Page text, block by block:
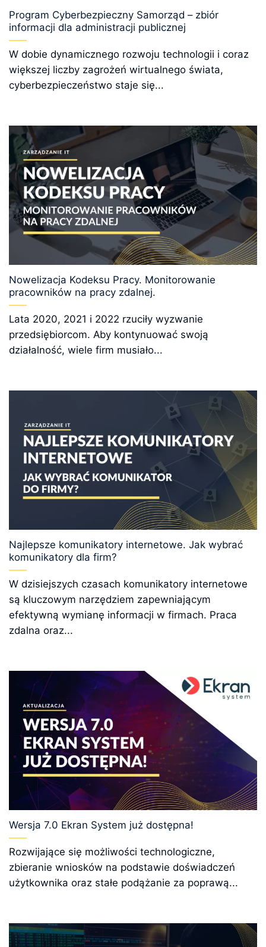
Program Cyberbezpieczny Samorząd – zbiór
informacji dla administracji publicznej
W dobie dynamicznego rozwoju technologii i coraz
większej liczby zagrożeń wirtualnego świata,
cyberbezpieczeństwo staje się...
Nowelizacja Kodeksu Pracy. Monitorowanie
pracowników na pracy zdalnej.
Lata 2020, 2021 i 2022 rzuciły wyzwanie
przedsiębiorcom. Aby kontynuować swoją
działalność, wiele firm musiało...
Najlepsze komunikatory internetowe. Jak wybrać
komunikatory dla firm?
W dzisiejszych czasach komunikatory internetowe
są kluczowym narzędziem zapewniającym
efektywną wymianę informacji w firmach. Praca
zdalna oraz...
Wersja 7.0 Ekran System już dostępna!
Rozwijające się możliwości technologiczne,
zbieranie wniosków na podstawie doświadczeń
użytkownika oraz stałe podążanie za poprawą...